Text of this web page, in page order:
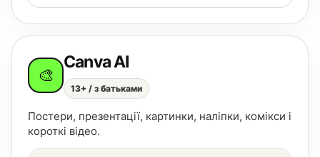
🎨
Canva AI
13+ / з батьками
Постери, презентації, картинки, наліпки, комікси і
короткі відео.